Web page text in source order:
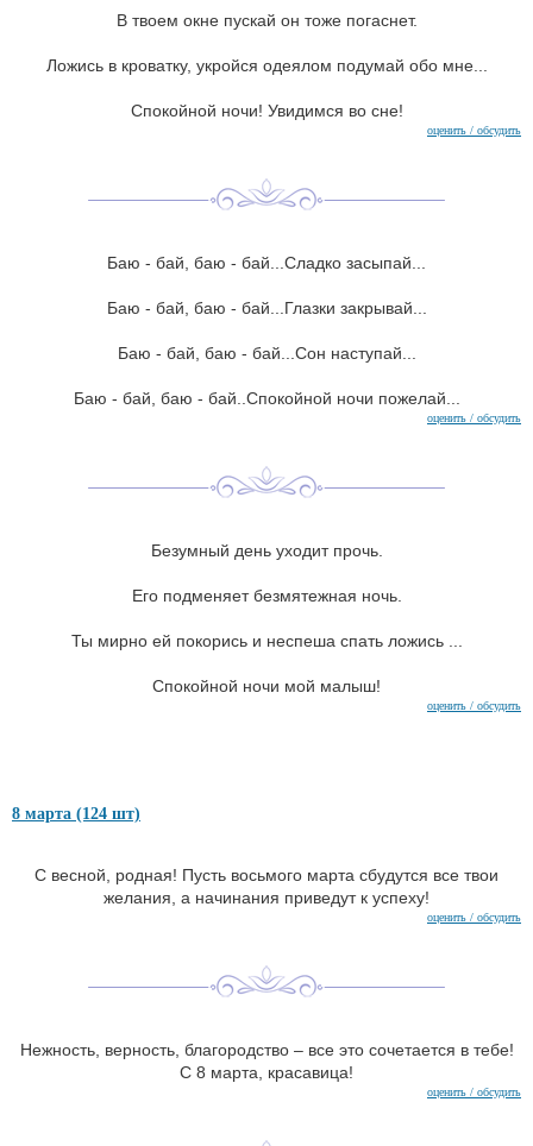
В твоем окне пускай он тоже погаснет.
Ложись в кроватку, укройся одеялом подумай обо мне...
Спокойной ночи! Увидимся во сне!
оценить / обсудить
Баю - бай, баю - бай...Сладко засыпай...
Баю - бай, баю - бай...Глазки закрывай...
Баю - бай, баю - бай...Сон наступай...
Баю - бай, баю - бай..Спокойной ночи пожелай...
оценить / обсудить
Безумный день уходит прочь.
Его подменяет безмятежная ночь.
Ты мирно ей покорись и неспеша спать ложись ...
Спокойной ночи мой малыш!
оценить / обсудить
8 марта (124 шт)
С весной, родная! Пусть восьмого марта сбудутся все твои
желания, а начинания приведут к успеху!
оценить / обсудить
Нежность, верность, благородство – все это сочетается в тебе!
С 8 марта, красавица!
оценить / обсудить